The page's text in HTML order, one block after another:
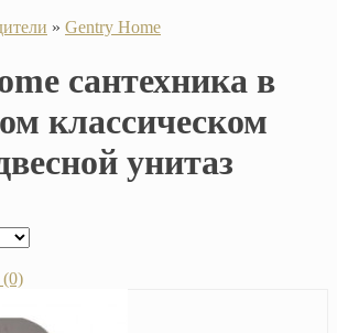
» Gentry Home
сантехника в
классическом
унитаз
(0)